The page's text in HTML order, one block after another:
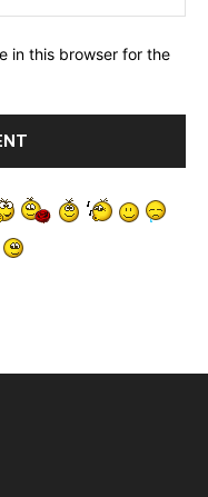
in this browser for the